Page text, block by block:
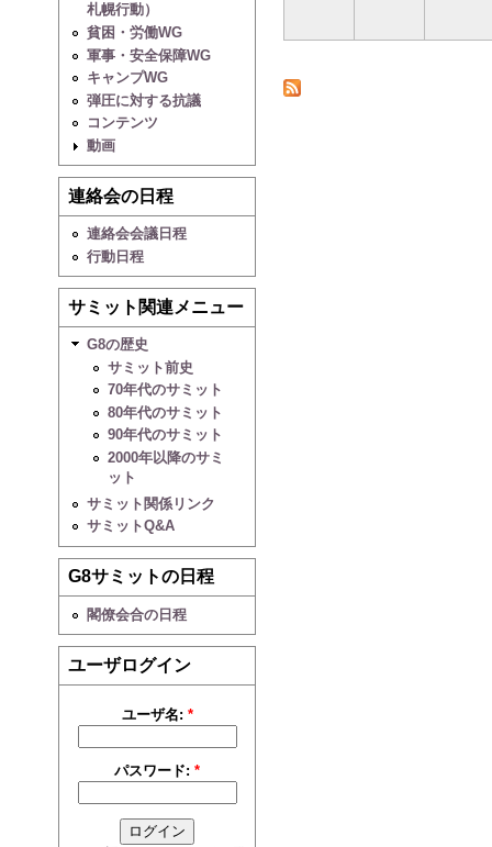
札幌行動）
貧困・労働WG
軍事・安全保障WG
キャンプWG
弾圧に対する抗議
コンテンツ
動画
連絡会の日程
連絡会会議日程
行動日程
サミット関連メニュー
G8の歴史
サミット前史
70年代のサミット
80年代のサミット
90年代のサミット
2000年以降のサミ
ット
サミット関係リンク
サミットQ&A
G8サミットの日程
閣僚会合の日程
ユーザログイン
ユーザ名: *
パスワード:*